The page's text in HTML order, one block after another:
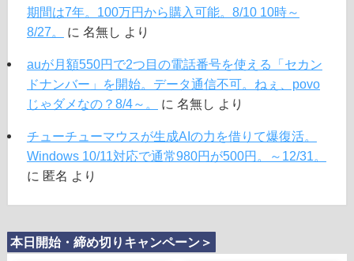
期間は7年。100万円から購入可能。8/10 10時～
8/27。
に 名無し より
auが月額550円で2つ目の電話番号を使える「セカン
ドナンバー」を開始。データ通信不可。ねぇ、povo
じゃダメなの？8/4～。
に 名無し より
チューチューマウスが生成AIの力を借りて爆復活。
Windows 10/11対応で通常980円が500円。～12/31。
に 匿名 より
本日開始・締め切りキャンペーン＞